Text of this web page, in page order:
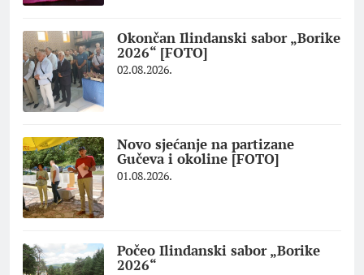
Okončan Ilindanski sabor „Borike
2026“ [FOTO]
02.08.2026.
Novo sjećanje na partizane
Gučeva i okoline [FOTO]
01.08.2026.
Počeo Ilindanski sabor „Borike
2026“